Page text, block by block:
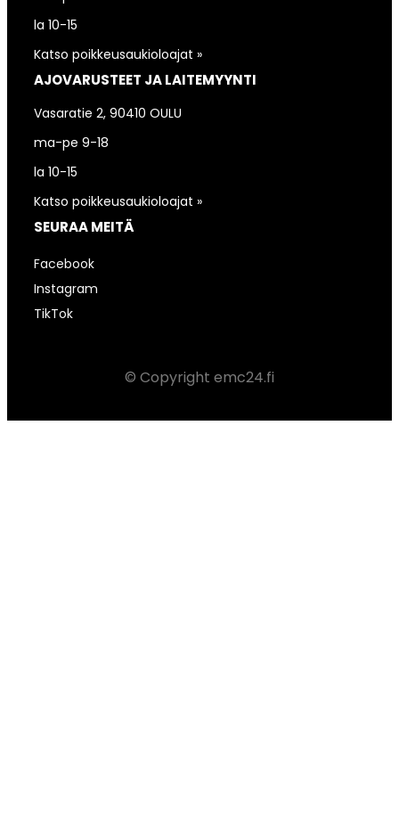
la 10-15
Katso poikkeusaukioloajat »
AJOVARUSTEET JA LAITEMYYNTI
Vasaratie 2, 90410 OULU
ma-pe 9-18
la 10-15
Katso poikkeusaukioloajat »
SEURAA MEITÄ
Facebook
Instagram
TikTok
© Copyright emc24.fi